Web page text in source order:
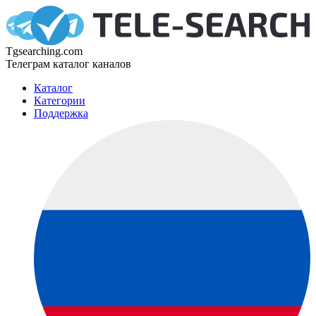
Tgsearching.com
Телеграм каталог каналов
Каталог
Категории
Поддержка